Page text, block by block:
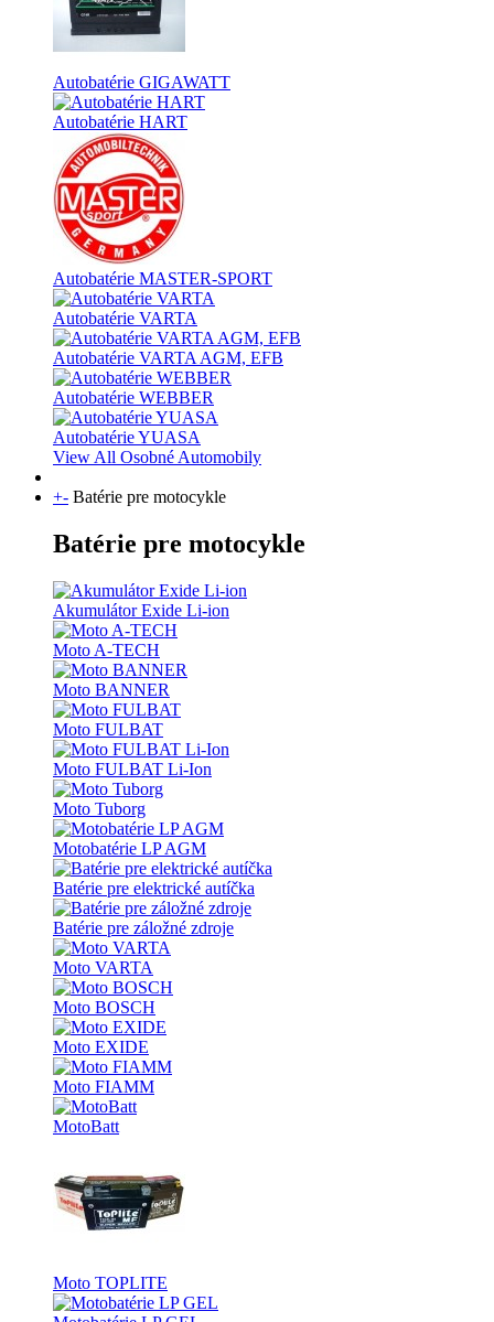
Autobatérie GIGAWATT
Autobatérie HART
Autobatérie MASTER-SPORT
Autobatérie VARTA
Autobatérie VARTA AGM, EFB
Autobatérie WEBBER
Autobatérie YUASA
View All Osobné Automobily
+- Batérie pre motocykle
Batérie pre motocykle
Akumulátor Exide Li-ion
Moto A-TECH
Moto BANNER
Moto FULBAT
Moto FULBAT Li-Ion
Moto Tuborg
Motobatérie LP AGM
Batérie pre elektrické autíčka
Batérie pre záložné zdroje
Moto VARTA
Moto BOSCH
Moto EXIDE
Moto FIAMM
MotoBatt
Moto TOPLITE